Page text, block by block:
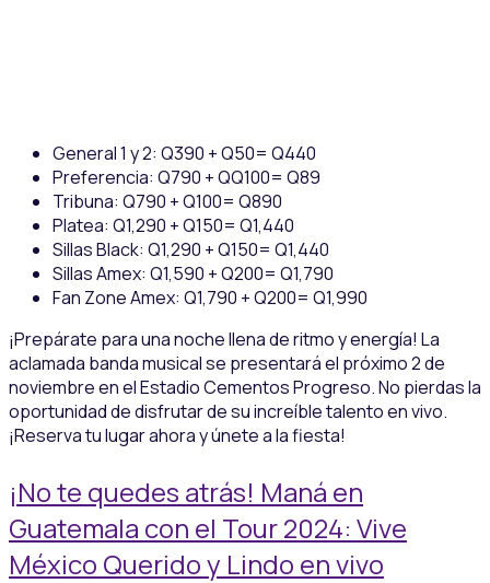
General 1 y 2: Q390 + Q50= Q440
Preferencia: Q790 + QQ100= Q89
Tribuna: Q790 + Q100= Q890
Platea: Q1,290 + Q150= Q1,440
Sillas Black: Q1,290 + Q150= Q1,440
Sillas Amex: Q1,590 + Q200= Q1,790
Fan Zone Amex: Q1,790 + Q200= Q1,990
¡Prepárate para una noche llena de ritmo y energía! La
aclamada banda musical se presentará el próximo 2 de
noviembre en el Estadio Cementos Progreso. No pierdas la
oportunidad de disfrutar de su increíble talento en vivo.
¡Reserva tu lugar ahora y únete a la fiesta!
¡No te quedes atrás! Maná en
Guatemala con el Tour 2024: Vive
México Querido y Lindo en vivo